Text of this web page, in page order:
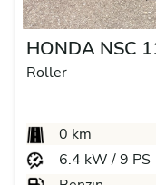
HONDA NSC
Roller
0 km
6.4 kW / 9 PS